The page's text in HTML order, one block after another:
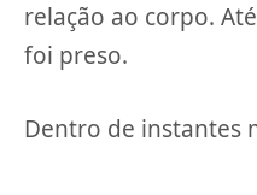
relação ao corpo.
foi preso.
Dentro de instantes